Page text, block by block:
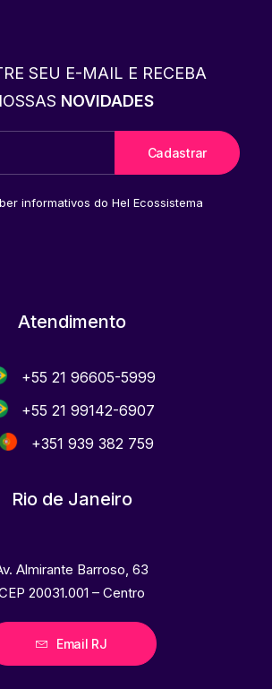
SEU E-MAIL E RECEBA
NOVIDADES
informativos do Hel Ecossistema
Atendimento
+55 21 96605-5999
+55 21 99142-6907
+351 939 382 759
Rio de Janeiro
Almirante Barroso, 63
20031.001 – Centro
Email RJ